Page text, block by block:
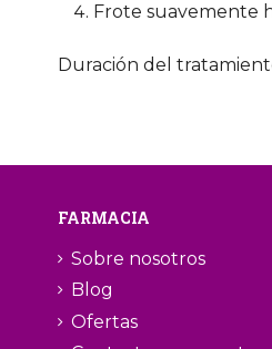
Frote suavemente
Duración del
FARMACIA
Sobre nosotros
Blog
Ofertas